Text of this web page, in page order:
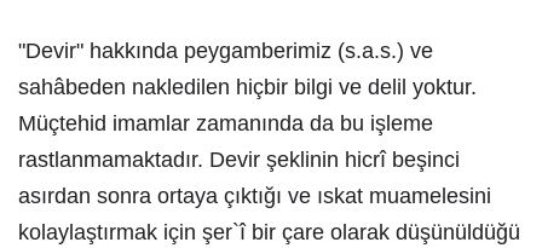
"Devir" hakkında peygamberimiz (s.a.s.) ve
sahâbeden nakledilen hiçbir bilgi ve delil yoktur.
Müçtehid imamlar zamanında da bu işleme
rastlanmamaktadır. Devir şeklinin hicrî beşinci
asırdan sonra ortaya çıktığı ve ıskat muamelesini
kolaylaştırmak için şer`î bir çare olarak düşünüldüğü